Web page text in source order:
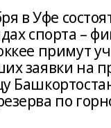
в Уфе
спорта –
примут
заявки на
по